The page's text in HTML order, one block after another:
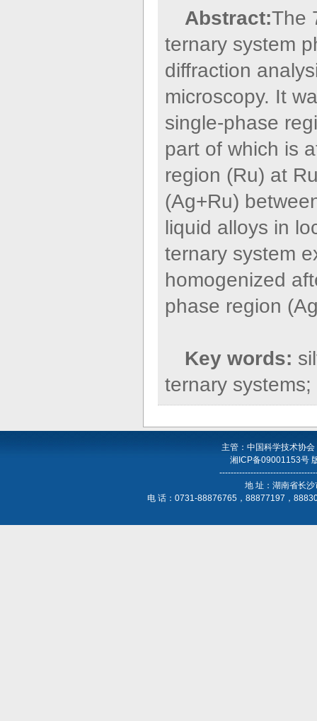
Abstract:The
ternary system
diffraction
microscopy. It
single-phase
part of which is
region (Ru) at
(Ag+Ru)
liquid alloys in
ternary system
homogenized
phase region
Key words:
ternary
主管：中国科学技术协
湘ICP备09001153号
地 址：湖南省长
电 话：0731-88876765，88877197，